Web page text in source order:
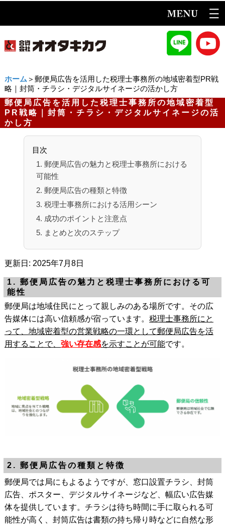
ホーム ＞郵便局広告を活用した税理士事務所の地域密着型PR戦
略｜封筒・チラシ・デジタルサイネージの活かし方
郵便局広告を活用した税理士事務所の地域密着型
PR戦略｜封筒・チラシ・デジタルサイネージの活
かし方
目次
1. 郵便局広告の魅力と税理士事務所における
可能性
2. 郵便局広告の種類と特徴
3. 税理士事務所における活用シーン
4. 成功のポイントと注意点
5. まとめと次のステップ
更新日: 2025年7月8日
1. 郵便局広告の魅力と税理士事務所における可
能性
郵便局は地域住民にとって親しみのある場所です。その広
告媒体には高い信頼感が宿っています。 税理士事務所にと
って、地域密着型の営業戦略の一環として郵便局広告を活
用することで、 強い存在感を示すことが可能です。
2. 郵便局広告の種類と特徴
郵便局では局にもよるようですが、窓口設置チラシ、封筒
広告、ポスター、デジタルサイネージなど、幅広い広告媒
体を提供しています。チラシは待ち時間に手に取られる可
能性が高く、封筒広告は書類の持ち帰り時などに自然な形